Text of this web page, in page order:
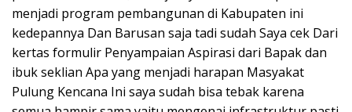
menjadi program pembangunan di Kabupaten ini
kedepannya Dan Barusan saja tadi sudah Saya cek Dari
kertas formulir Penyampaian Aspirasi dari Bapak dan
ibuk seklian Apa yang menjadi harapan Masyakat
Pulung Kencana Ini saya sudah bisa tebak karena